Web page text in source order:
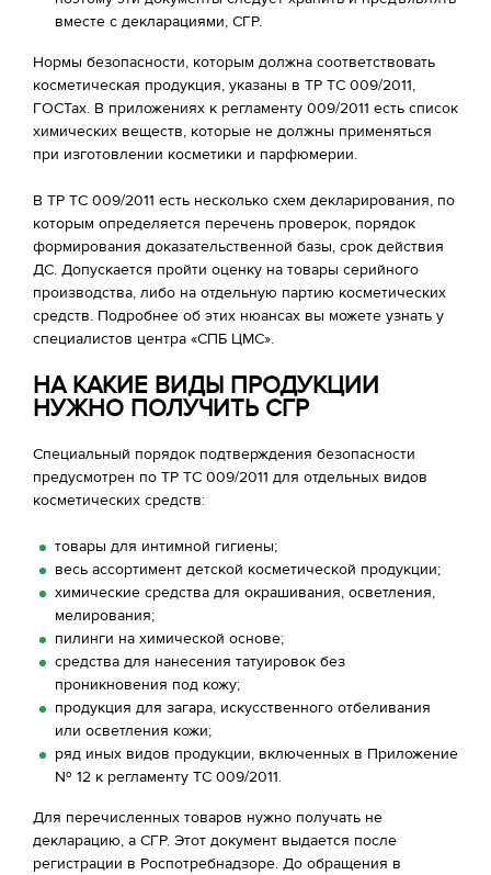
вместе с декларациями, СГР.
Нормы безопасности, которым должна соответствовать
косметическая продукция, указаны в ТР ТС 009/2011,
ГОСТах. В приложениях к регламенту 009/2011 есть список
химических веществ, которые не должны применяться
при изготовлении косметики и парфюмерии.
В ТР ТС 009/2011 есть несколько схем декларирования, по
которым определяется перечень проверок, порядок
формирования доказательственной базы, срок действия
ДС. Допускается пройти оценку на товары серийного
производства, либо на отдельную партию косметических
средств. Подробнее об этих нюансах вы можете узнать у
специалистов центра «СПБ ЦМС».
НА КАКИЕ ВИДЫ ПРОДУКЦИИ
НУЖНО ПОЛУЧИТЬ СГР
Специальный порядок подтверждения безопасности
предусмотрен по ТР ТС 009/2011 для отдельных видов
косметических средств:
товары для интимной гигиены;
весь ассортимент детской косметической продукции;
химические средства для окрашивания, осветления,
мелирования;
пилинги на химической основе;
средства для нанесения татуировок без
проникновения под кожу;
продукция для загара, искусственного отбеливания
или осветления кожи;
ряд иных видов продукции, включенных в Приложение
№ 12 к регламенту ТС 009/2011.
Для перечисленных товаров нужно получать не
декларацию, а СГР. Этот документ выдается после
регистрации в Роспотребнадзоре. До обращения в